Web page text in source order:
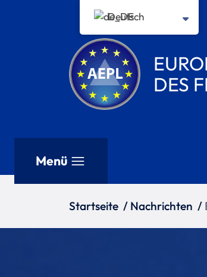
DES
Menü
Startseite / Nachrichten /
Deutsch